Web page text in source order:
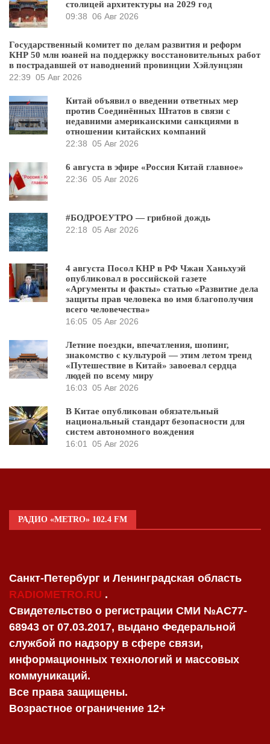
столицей архитектуры на 2029 год
09:38 06 Авг 2026
Государственный комитет по делам развития и реформ
КНР 50 млн юаней на поддержку восстановительных работ
в пострадавшей от наводнений провинции Хэйлунцзян
22:39 05 Авг 2026
Китай объявил о введении ответных мер
против Соединённых Штатов в связи с
недавними американскими санкциями в
отношении китайских компаний
22:38 05 Авг 2026
6 августа в эфире «Россия Китай главное»
22:36 05 Авг 2026
#БОДРОЕУТРО — грибной дождь
22:18 05 Авг 2026
4 августа Посол КНР в РФ Чжан Ханьхуэй
опубликовал в российской газете
«Аргументы и факты» статью «Развитие дела
защиты прав человека во имя благополучия
всего человечества»
16:05 05 Авг 2026
Летние поездки, впечатления, шопинг,
знакомство с культурой — этим летом тренд
«Путешествие в Китай» завоевал сердца
людей по всему миру
16:03 05 Авг 2026
В Китае опубликован обязательный
национальный стандарт безопасности для
систем автономного вождения
16:01 05 Авг 2026
РАДИО «METRO» 102.4 FM
Санкт-Петербург и Ленинградская область
RADIOMETRO.RU .
Свидетельство о регистрации СМИ №AC77-
68943 от 07.03.2017, выдано Федеральной
службой по надзору в сфере связи,
информационных технологий и массовых
коммуникаций.
Все права защищены.
Возрастное ограничение 12+